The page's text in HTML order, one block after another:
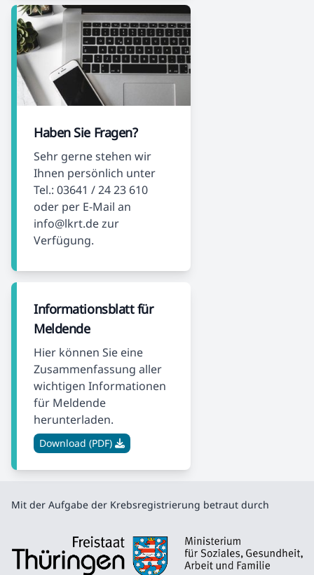
Haben Sie Fragen?
Sehr gerne stehen wir
Ihnen persönlich unter
Tel.: 03641 / 24 23 610
oder per E-Mail an
info@lkrt.de zur
Verfügung.
Informationsblatt für
Meldende
Hier können Sie eine
Zusammenfassung aller
wichtigen Informationen
für Meldende
herunterladen.
Download (PDF)
Mit der Aufgabe der Krebsregistrierung betraut durch